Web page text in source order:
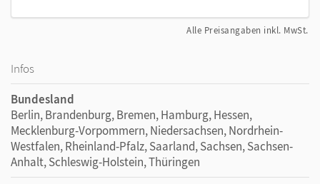
Alle Preisangaben inkl. MwSt.
Infos
Bundesland
Berlin, Brandenburg, Bremen, Hamburg, Hessen,
Mecklenburg-Vorpommern, Niedersachsen, Nordrhein-
Westfalen, Rheinland-Pfalz, Saarland, Sachsen, Sachsen-
Anhalt, Schleswig-Holstein, Thüringen